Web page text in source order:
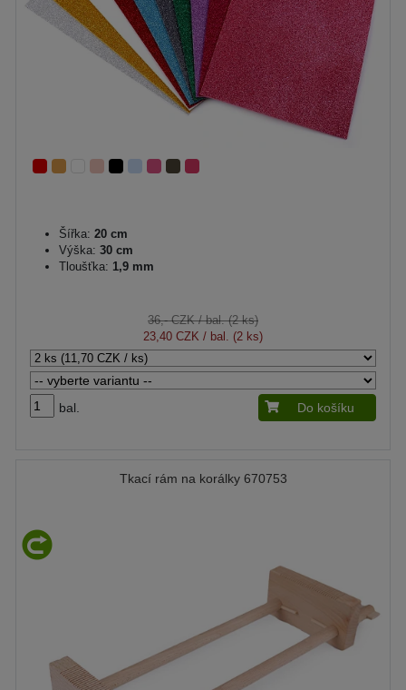
Šířka: 20 cm
Výška: 30 cm
Tloušťka: 1,9 mm
36,- CZK/ bal. (2 ks)
23,40 CZK / bal. (2 ks)
bal. Do košíku
Tkací rám na korálky 670753